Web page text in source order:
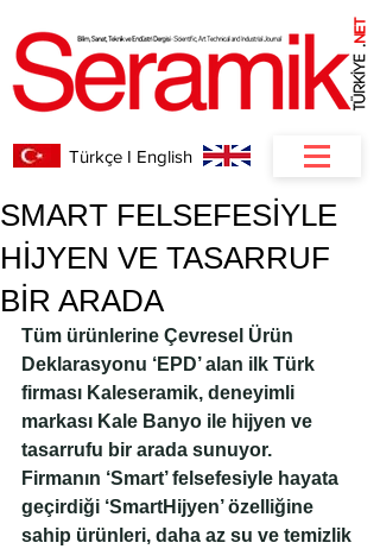
.
NET
Türkçe I English
SMART FELSEFESİYLE
HİJYEN VE TASARRUF
BİR ARADA
Tüm ürünlerine Çevresel Ürün
Deklarasyonu ‘EPD’ alan ilk Türk
firması Kaleseramik, deneyimli
markası Kale Banyo ile hijyen ve
tasarrufu bir arada sunuyor.
Firmanın ‘Smart’ felsefesiyle hayata
geçirdiği ‘SmartHijyen’ özelliğine
sahip ürünleri, daha az su ve temizlik